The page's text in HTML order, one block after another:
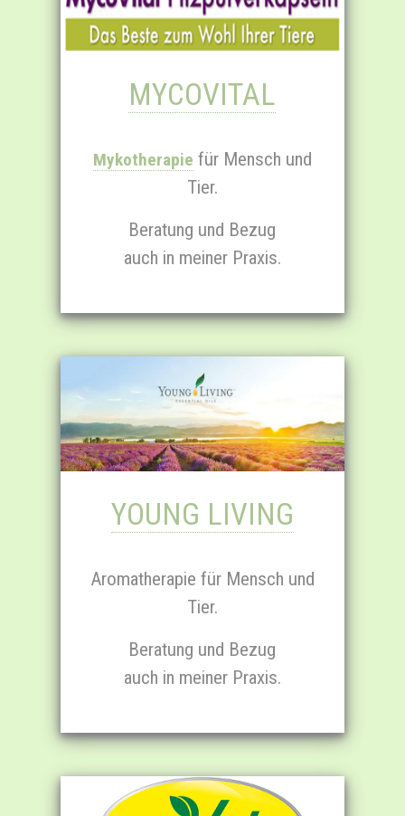
MYCO­VITAL
Mykotherapie für Mensch und
Tier.
Beratung und Bezug
auch in meiner Praxis.
YOUNG LIVING
Aroma­therapie für Mensch und
Tier.
Beratung und Bezug
auch in meiner Praxis.